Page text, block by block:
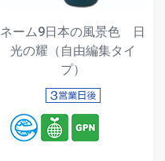
ネーム9日本の風景色 日
光の耀（自由編集タイ
プ）